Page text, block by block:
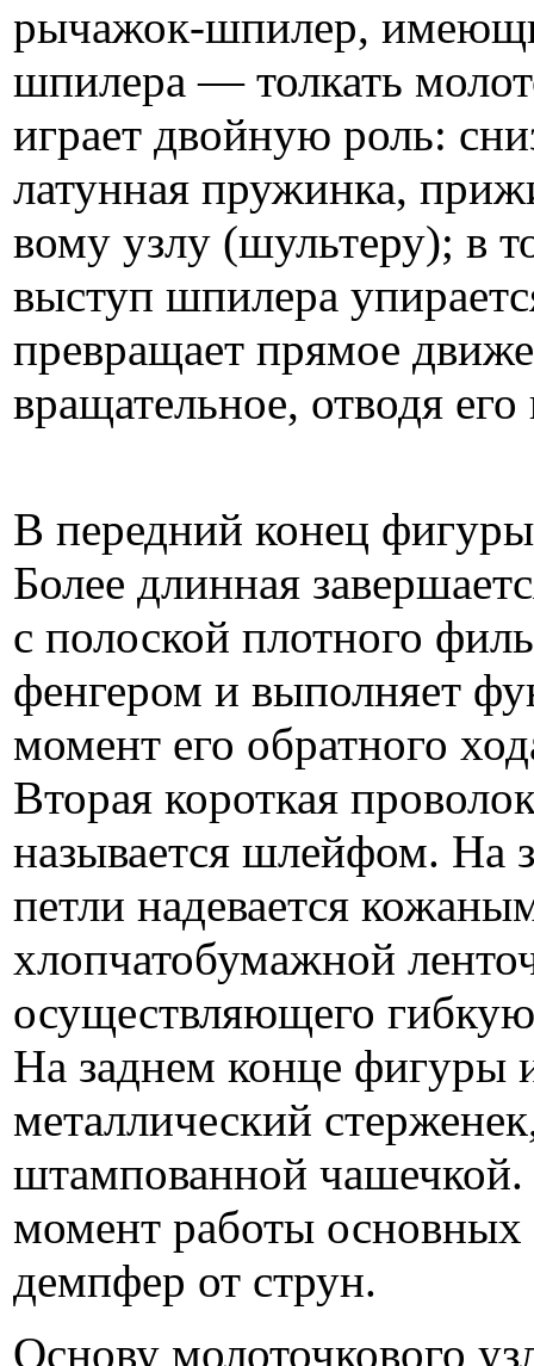
рычажок-шпилер,
шпилера — толкать
играет двойную роль:
латунная пружинка,
вому узлу (шультеру); в
выступ шпилера
превращает прямое
вращательное, отводя
В передний конец
Более длинная
с полоской плотного
фенгером и вы­полняет
момент его обратного
Вторая короткая
называется шлейфом. На
петли надевается
хлопчатобумажной
осуществляющего
На заднем конце фигуры
металлический
штампованной чашечкой.
момент работы основных
демпфер от струн.
Основу молоточкового